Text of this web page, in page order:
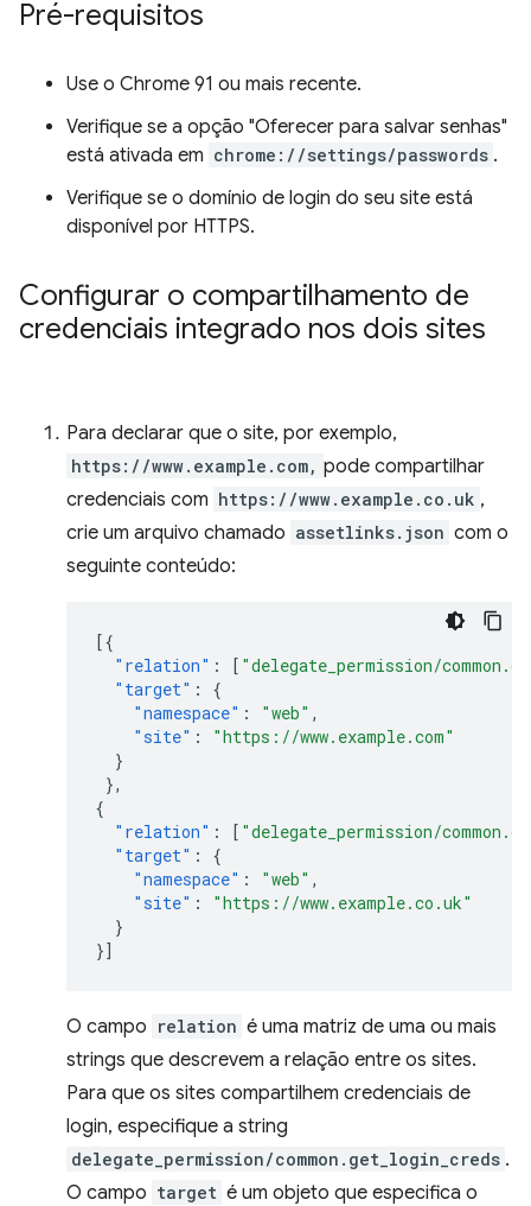
Pré-requisitos
Use o Chrome 91 ou mais recente.
Verifique se a opção "Oferecer para salvar senhas"
está ativada em chrome://settings/passwords .
Verifique se o domínio de login do seu site está
disponível por HTTPS.
Configurar o compartilhamento de
credenciais integrado nos dois sites
Para declarar que o site, por exemplo,
https://www.example.com, pode compartilhar
credenciais com https://www.example.co.uk ,
crie um arquivo chamado assetlinks.json com o
seguinte conteúdo:
[{
"relation" : [ "delegate_permission/
"target" :
{
"namespace" : "web" ,
"site" :
"https://www.example.com"
}
},
{
"relation" : [ "delegate_permission/
"target" :
{
"namespace" : "web" ,
"site" :
"https://www.example.co.uk"
}
}]
O campo relation é uma matriz de uma ou mais
strings que descrevem a relação entre os sites.
Para que os sites compartilhem credenciais de
login, especifique a string
delegate_permission/common.get_login_creds .
O campo target é um objeto que especifica o